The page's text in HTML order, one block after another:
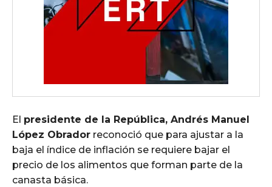
El presidente de la República, Andrés Manuel
López Obrador reconoció que para ajustar a la
baja el índice de inflación se requiere bajar el
precio de los alimentos que forman parte de la
canasta básica.